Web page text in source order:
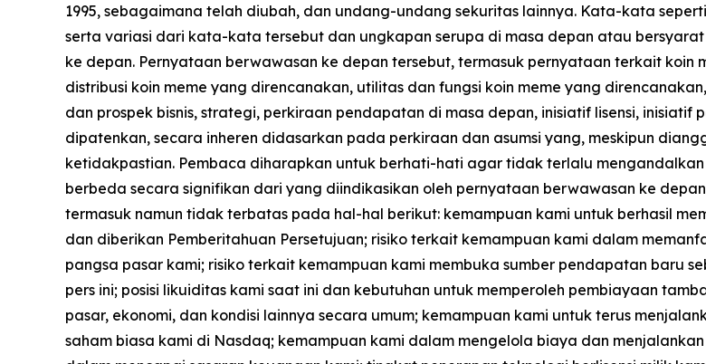
1995, sebagaimana telah diubah, dan undang-undang sekuritas lainnya. Kata-kata
serta variasi dari kata-kata tersebut dan ungkapan serupa di masa depan atau
ke depan. Pernyataan berwawasan ke depan tersebut, termasuk pernyataan terkait
distribusi koin meme yang direncanakan, utilitas dan fungsi koin meme yang
dan prospek bisnis, strategi, perkiraan pendapatan di masa depan, inisiatif lisensi,
dipatenkan, secara inheren didasarkan pada perkiraan dan asumsi yang, meskipun
ketidakpastian. Pembaca diharapkan untuk berhati-hati agar tidak terlalu
berbeda secara signifikan dari yang diindikasikan oleh pernyataan berwawasan ke
termasuk namun tidak terbatas pada hal-hal berikut: kemampuan kami untuk berhasil
dan diberikan Pemberitahuan Persetujuan; risiko terkait kemampuan kami dalam
pangsa pasar kami; risiko terkait kemampuan kami membuka sumber pendapatan baru
pers ini; posisi likuiditas kami saat ini dan kebutuhan untuk memperoleh pembiayaan
pasar, ekonomi, dan kondisi lainnya secara umum; kemampuan kami untuk terus
saham biasa kami di Nasdaq; kemampuan kami dalam mengelola biaya dan